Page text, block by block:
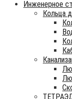
Инженерное
Кольца